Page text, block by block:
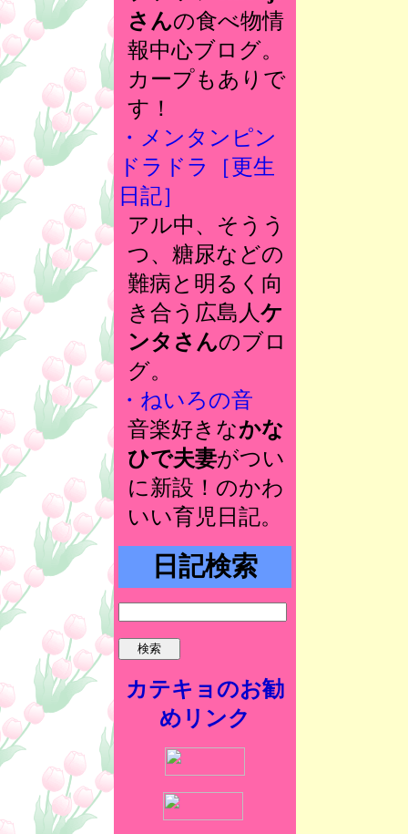
さんの食べ物情
報中心ブログ。
カープもありで
す！
・メンタンピン
ドラドラ［更生
日記］
アル中、そうう
つ、糖尿などの
難病と明るく向
き合う広島人ケ
ンタさんのブロ
グ。
・ねいろの音
音楽好きなかな
ひで夫妻がつい
に新設！のかわ
いい育児日記。
日記検索
カテキョのお勧
めリンク